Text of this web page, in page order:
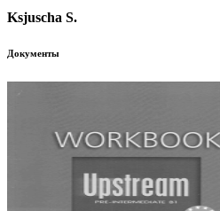
Ksjuscha S.
Документы